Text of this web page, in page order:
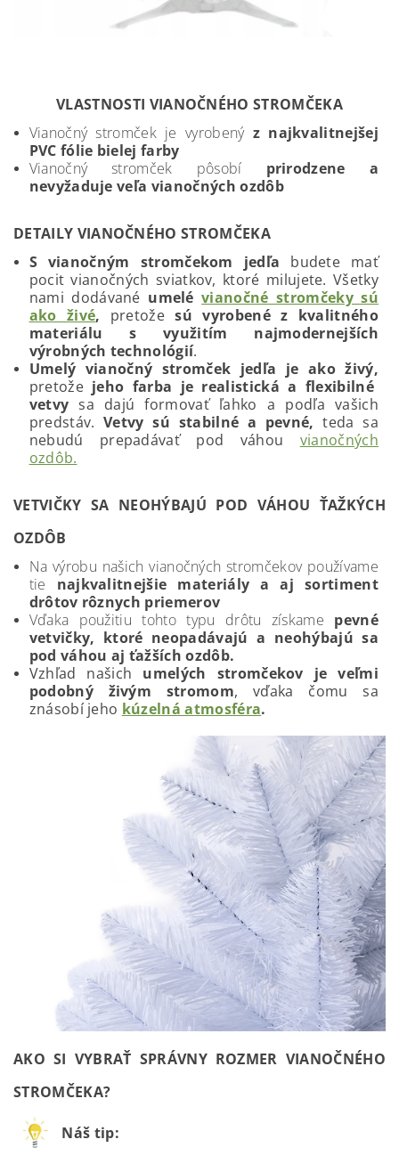
VLASTNOSTI VIANOČNÉHO STROMČEKA
Vianočný stromček je vyrobený z najkvalitnejšej
PVC fólie bielej farby
Vianočný stromček pôsobí prirodzene a
nevyžaduje veľa vianočných ozdôb
DETAILY VIANOČNÉHO STROMČEKA
S vianočným stromčekom jedľa budete mať
pocit vianočných sviatkov, ktoré milujete. Všetky
nami dodávané umelévianočné stromčeky sú
ako živé, pretožesú vyrobené z kvalitného
materiálu s využitím najmodernejších
výrobných technológií.
Umelý vianočný stromček jedľa je ako živý,
pretože jeho farba je realistická a flexibilné
vetvy sa dajú formovať ľahko a podľa vašich
predstáv.Vetvy sú stabilné a pevné, teda sa
nebudú prepadávať pod váhou vianočných
ozdôb.
VETVIČKY SA NEOHÝBAJÚ POD VÁHOU ŤAŽKÝCH
OZDÔB
Na výrobu našich vianočných stromčekov používame
tie najkvalitnejšie materiály a aj sortiment
drôtov rôznych priemerov
Vďaka použitiu tohto typu drôtu získame pevné
vetvičky, ktoré neopadávajú a neohýbajú sa
pod váhou aj ťažších ozdôb.
Vzhľad našich umelých stromčekov je veľmi
podobný živým stromom, vďaka čomu sa
znásobí jeho kúzelná atmosféra.
AKO SI VYBRAŤ SPRÁVNY ROZMER VIANOČNÉHO
STROMČEKA?
Náš tip: